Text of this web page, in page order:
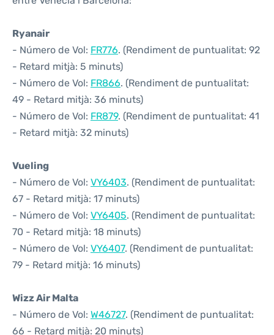
Ryanair
- Número de Vol: FR776. (Rendiment de puntualitat: 92
- Retard mitjà: 5 minuts)
- Número de Vol: FR866. (Rendiment de puntualitat:
49 - Retard mitjà: 36 minuts)
- Número de Vol: FR879. (Rendiment de puntualitat: 41
- Retard mitjà: 32 minuts)
Vueling
- Número de Vol: VY6403. (Rendiment de puntualitat:
67 - Retard mitjà: 17 minuts)
- Número de Vol: VY6405. (Rendiment de puntualitat:
70 - Retard mitjà: 18 minuts)
- Número de Vol: VY6407. (Rendiment de puntualitat:
79 - Retard mitjà: 16 minuts)
Wizz Air Malta
- Número de Vol: W46727. (Rendiment de puntualitat:
66 - Retard mitjà: 20 minuts)